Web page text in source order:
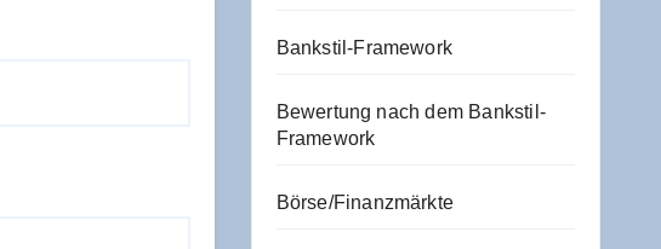
Bankstil-Framework
Bewertung nach dem Bankstil-
Framework
Börse/Finanzmärkte